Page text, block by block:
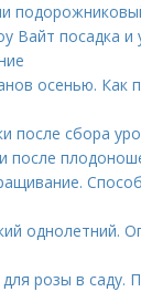
Вайт посадка и
осенью. Как
после сбора
после
однолетний.
розы в саду.